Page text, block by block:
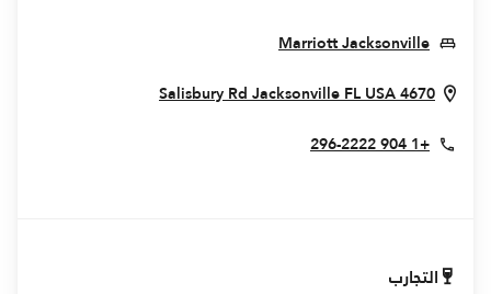
Marriott Jacksonville
Opens In New Window
4670 Salisbury Rd
JacksonvilleFLUSA
In New Window
+1 904 296-2222
التجارب